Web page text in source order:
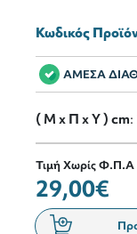
Κωδικός
ΑΜΕΣΑ
( M x Π x Y ) cm
Τιμή Χωρίς Φ.Π.Α
29,00€